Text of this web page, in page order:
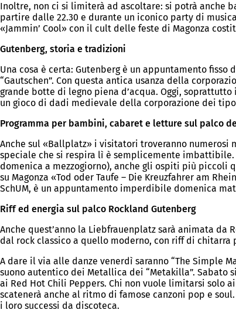
Inoltre, non ci si limiterà ad ascoltare: si potrà anche
partire dalle 22.30 e durante un iconico party di
«Jammin’ Cool» con il cult delle feste di Magonza
Gutenberg, storia e tradizioni
Una cosa è certa: Gutenberg è un appuntamento
“Gautschen”. Con questa antica usanza della
grande botte di legno piena d’acqua. Oggi,
un gioco di dadi medievale della corporazione dei
Programma per bambini, cabaret e letture sul palco
Anche sul «Ballplatz» i visitatori troveranno numerosi
speciale che si respira lì è semplicemente
domenica a mezzogiorno), anche gli ospiti più piccoli
su Magonza «Tod oder Taufe – Die Kreuzfahrer am
SchUM, è un appuntamento imperdibile domenica
Riff ed energia sul palco Rockland Gutenberg
Anche quest’anno la Liebfrauenplatz sarà animata
dal rock classico a quello moderno, con riff di
A dare il via alle danze venerdì saranno “The Simple
suono autentico dei Metallica dei “Metakilla”. Sabato
ai Red Hot Chili Peppers. Chi non vuole limitarsi solo
scatenerà anche al ritmo di famose canzoni pop e
i loro successi da discoteca.